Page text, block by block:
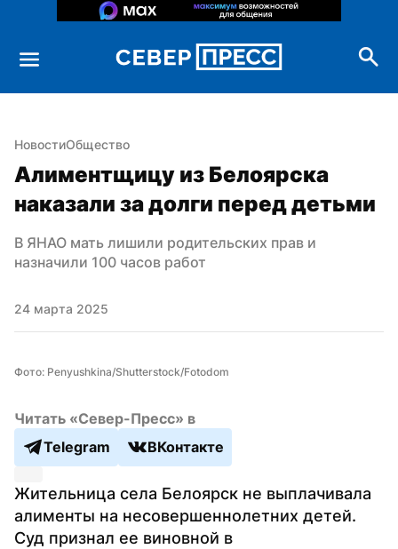
НовостиОбщество
Алиментщицу из Белоярска
наказали за долги перед детьми
В ЯНАО мать лишили родительских прав и
назначили 100 часов работ
24 марта 2025
Фото: Penyushkina/Shutterstock/Fotodom
Читать «Север-Пресс» в
Telegram
ВКонтакте
Жительница села Белоярск не выплачивала
алименты на несовершеннолетних детей.
Суд признал ее виновной в